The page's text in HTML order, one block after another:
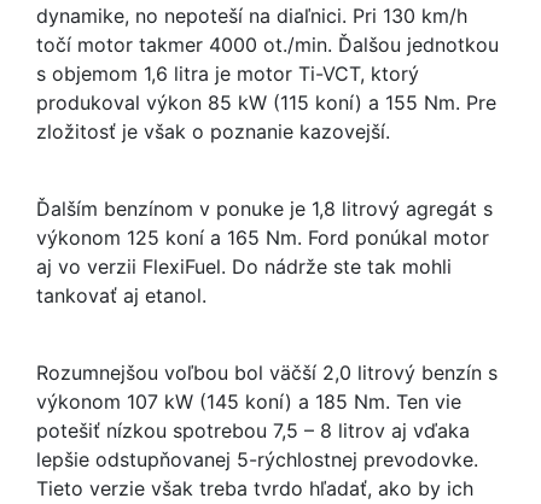
dynamike, no nepoteší na diaľnici. Pri 130 km/h
točí motor takmer 4000 ot./min. Ďalšou jednotkou
s objemom 1,6 litra je motor Ti-VCT, ktorý
produkoval výkon 85 kW (115 koní) a 155 Nm. Pre
zložitosť je však o poznanie kazovejší.
Ďalším benzínom v ponuke je 1,8 litrový agregát s
výkonom 125 koní a 165 Nm. Ford ponúkal motor
aj vo verzii FlexiFuel. Do nádrže ste tak mohli
tankovať aj etanol.
Rozumnejšou voľbou bol väčší 2,0 litrový benzín s
výkonom 107 kW (145 koní) a 185 Nm. Ten vie
potešiť nízkou spotrebou 7,5 – 8 litrov aj vďaka
lepšie odstupňovanej 5-rýchlostnej prevodovke.
Tieto verzie však treba tvrdo hľadať, ako by ich